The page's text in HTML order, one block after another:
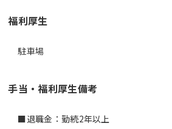
福利厚生
駐車場
手当・福利厚生備考
■退職金：勤続2年以上